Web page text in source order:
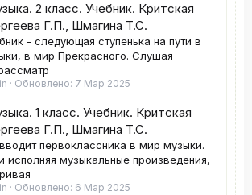
2 класс. Учебник. Критская
Г.П., Шмагина Т.С.
- следующая ступенька на пути в
в мир Прекрасного. Слушая
Обновлено: 7 Мар 2025
1 класс. Учебник. Критская
Г.П., Шмагина Т.С.
первоклассника в мир музыки.
исполняя музыкальные произведения,
Обновлено: 6 Мар 2025